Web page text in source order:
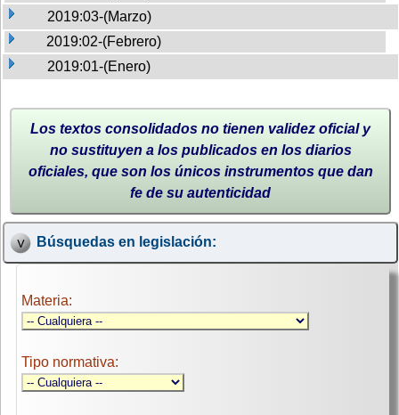
2019:03-(Marzo)
2019:02-(Febrero)
2019:01-(Enero)
Los textos consolidados no tienen validez oficial y
no sustituyen a los publicados en los diarios
oficiales, que son los únicos instrumentos que dan
fe de su autenticidad
Búsquedas en legislación:
Materia:
Tipo normativa: